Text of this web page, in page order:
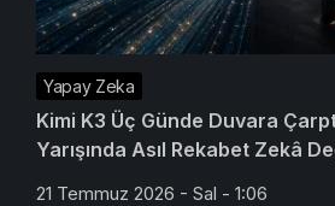
Yapay Zeka
Kimi K3 Üç Günde Duvara
Yarışında Asıl Rekabet Zekâ
21 Temmuz 2026 - Sal - 1:06